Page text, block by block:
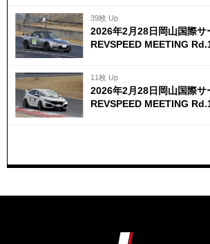
39枚 Up
2026年2月28日岡山国際サ
REVSPEED MEETING
11枚 Up
2026年2月28日岡山国際サ
REVSPEED MEETING